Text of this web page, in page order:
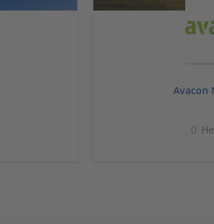
Avacon